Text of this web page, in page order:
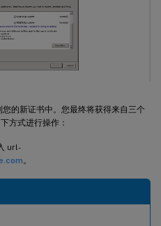
的新证书中。您最终将获得来自三个
方式进行操作：
url-
。